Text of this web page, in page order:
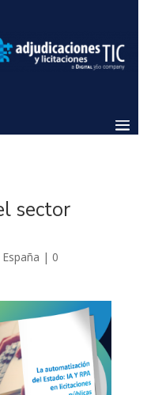
sector
España | 0